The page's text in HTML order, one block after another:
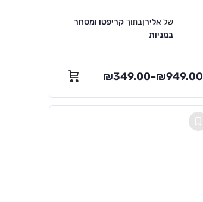
של אלירןבתוך קריפטו ומסחר
במניות
₪349.00–₪949.00